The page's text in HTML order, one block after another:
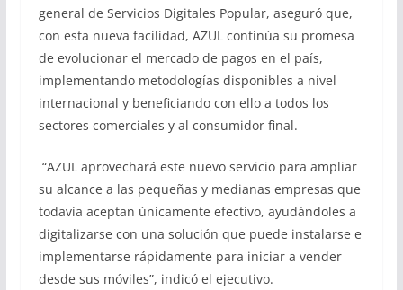
general de Servicios Digitales Popular, aseguró que,
con esta nueva facilidad, AZUL continúa su promesa
de evolucionar el mercado de pagos en el país,
implementando metodologías disponibles a nivel
internacional y beneficiando con ello a todos los
sectores comerciales y al consumidor final.
“AZUL aprovechará este nuevo servicio para ampliar
su alcance a las pequeñas y medianas empresas que
todavía aceptan únicamente efectivo, ayudándoles a
digitalizarse con una solución que puede instalarse e
implementarse rápidamente para iniciar a vender
desde sus móviles”, indicó el ejecutivo.